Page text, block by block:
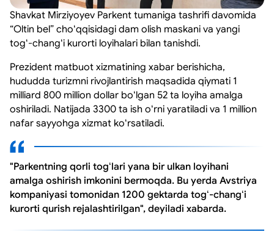
Shavkat Mirziyoyev Parkent tumaniga tashrifi davomida
“Oltin bel” choʻqqisidagi dam olish maskani va yangi
togʻ-changʻi kurorti loyihalari bilan tanishdi.
Prezident matbuot xizmatining xabar berishicha,
hududda turizmni rivojlantirish maqsadida qiymati 1
milliard 800 million dollar boʻlgan 52 ta loyiha amalga
oshiriladi. Natijada 3300 ta ish oʻrni yaratiladi va 1 million
nafar sayyohga xizmat koʻrsatiladi.
"Parkentning qorli togʻlari yana bir ulkan loyihani
amalga oshirish imkonini bermoqda. Bu yerda Avstriya
kompaniyasi tomonidan 1200 gektarda togʻ-changʻi
kurorti qurish rejalashtirilgan", deyiladi xabarda.